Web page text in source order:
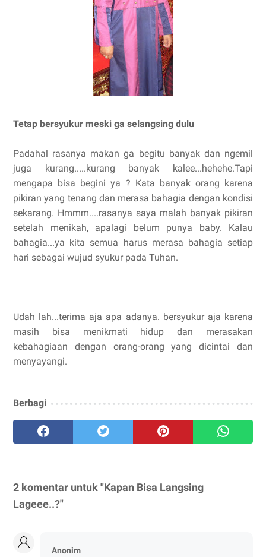
Tetap bersyukur meski ga selangsing dulu
Padahal rasanya makan ga begitu banyak dan ngemil
juga kurang.....kurang banyak kalee...hehehe.Tapi
mengapa bisa begini ya ? Kata banyak orang karena
pikiran yang tenang dan merasa bahagia dengan kondisi
sekarang. Hmmm....rasanya saya malah banyak pikiran
setelah menikah, apalagi belum punya baby. Kalau
bahagia...ya kita semua harus merasa bahagia setiap
hari sebagai wujud syukur pada Tuhan.
Udah lah...terima aja apa adanya. bersyukur aja karena
masih bisa menikmati hidup dan merasakan
kebahagiaan dengan orang-orang yang dicintai dan
menyayangi.
Berbagi
2 komentar untuk "Kapan Bisa Langsing
Lageee..?"
Anonim